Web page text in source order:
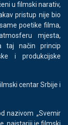
u filmski narativ,
pristup nije bio
poetike filma,
mjesta,
taj način princip
i produkcijske
centar Srbije i
nazivom „Svemir